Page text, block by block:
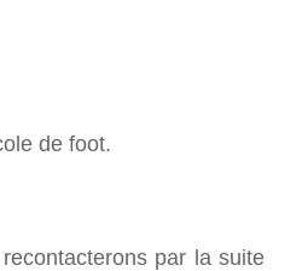
de foot.
par la suite